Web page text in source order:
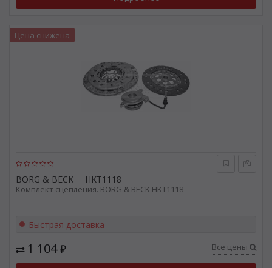
BORG & BECK HKT1118
Комплект сцепления. BORG & BECK HKT1118
Цена снижена
Быстрая доставка
1 104₽ Все цены